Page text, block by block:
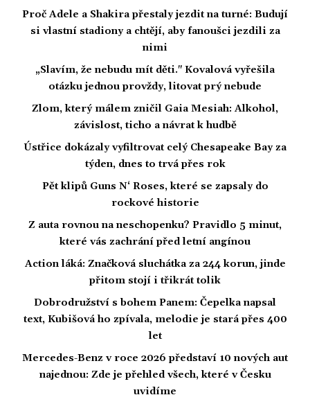
Proč Adele a Shakira přestaly jezdit na turné: Budují
si vlastní stadiony a chtějí, aby fanoušci jezdili za
nimi
„Slavím, že nebudu mít děti." Kovalová vyřešila
otázku jednou provždy, litovat prý nebude
Zlom, který málem zničil Gaia Mesiah: Alkohol,
závislost, ticho a návrat k hudbě
Ústřice dokázaly vyfiltrovat celý Chesapeake Bay za
týden, dnes to trvá přes rok
Pět klipů Guns N‘ Roses, které se zapsaly do
rockové historie
Z auta rovnou na neschopenku? Pravidlo 5 minut,
které vás zachrání před letní angínou
Action láká: Značková sluchátka za 244 korun, jinde
přitom stojí i třikrát tolik
Dobrodružství s bohem Panem: Čepelka napsal
text, Kubišová ho zpívala, melodie je stará přes 400
let
Mercedes-Benz v roce 2026 představí 10 nových aut
najednou: Zde je přehled všech, které v Česku
uvidíme